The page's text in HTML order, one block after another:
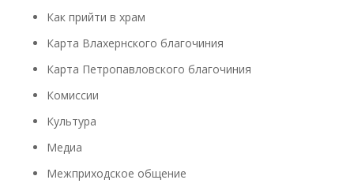
Как прийти в храм
Карта Влахернского благочиния
Карта Петропавловского благочиния
Комиссии
Культура
Медиа
Межприходское общение